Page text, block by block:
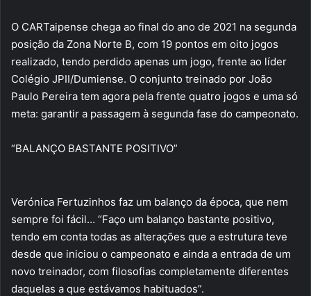
O CARTaipense chega ao final do ano de 2021 na segunda
posição da Zona Norte B, com 19 pontos em oito jogos
realizado, tendo perdido apenas um jogo, frente ao líder
Colégio JPII/Dumiense. O conjunto treinado por João
Paulo Pereira tem agora pela frente quatro jogos e uma só
meta: garantir a passagem à segunda fase do campeonato.
“BALANÇO BASTANTE POSITIVO”
Verónica Fertuzinhos faz um balanço da época, que nem
sempre foi fácil… “Faço um balanço bastante positivo,
tendo em conta todas as alterações que a estrutura teve
desde que iniciou o campeonato e ainda a entrada de um
novo treinador, com filosofias completamente diferentes
daquelas a que estávamos habituados”.